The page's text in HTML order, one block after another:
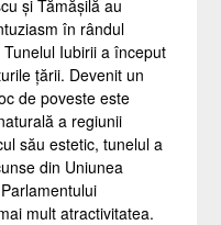
și Tămășilă au
în rândul
Iubirii a început
țării. Devenit un
de poveste este
a regiunii
său estetic, tunelul a
din Uniunea
mult atractivitatea.